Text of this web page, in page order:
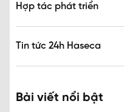
Hợp tác phát triển
Tin tức 24h Haseca
Bài viết nổi bật